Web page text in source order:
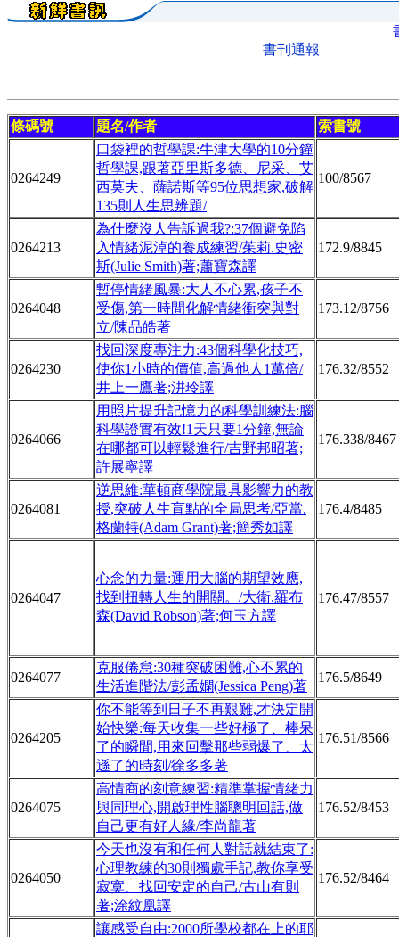
書刊通報
條碼號 題名/作者 索書號
0264249
口袋裡的哲學課:牛津大學的10分鐘
哲學課,跟著亞里斯多德、尼采、艾
西莫夫、薩諾斯等95位思想家,破解
135則人生思辨題/
100/8567
0264213
為什麼沒人告訴過我?:37個避免陷
入情緒泥淖的養成練習/茱莉.史密
斯(Julie Smith)著;蕭寶森譯
172.9/8845
0264048
暫停情緒風暴:大人不心累,孩子不
受傷,第一時間化解情緒衝突與對
立/陳品皓著
173.12/8756
0264230
找回深度專注力:43個科學化技巧,
使你1小時的價值,高過他人1萬倍/
井上一鷹著;汫玲譯
176.32/8552
0264066
用照片提升記憶力的科學訓練法:腦
科學證實有效!1天只要1分鐘,無論
在哪都可以輕鬆進行/吉野邦昭著;
許展寧譯
176.338/8467
0264081
逆思維:華頓商學院最具影響力的教
授,突破人生盲點的全局思考/亞當.
格蘭特(Adam Grant)著;簡秀如譯
176.4/8485
0264047
心念的力量:運用大腦的期望效應,
找到扭轉人生的開關。/大衛.羅布
森(David Robson)著;何玉方譯
176.47/8557
0264077
克服倦怠:30種突破困難,心不累的
生活進階法/彭孟嫻(Jessica Peng)著
176.5/8649
0264205
你不能等到日子不再艱難,才決定開
始快樂:每天收集一些好極了、棒呆
了的瞬間,用來回擊那些弱爆了、太
遜了的時刻/徐多多著
176.51/8566
0264075
高情商的刻意練習:精準掌握情緒力
與同理心,開啟理性腦聰明回話,做
自己更有好人緣/李尚龍著
176.52/8453
0264050
今天也沒有和任何人對話就結束了:
心理教練的30則獨處手記,教你享受
寂寞、找回安定的自己/古山有則
著;涂紋凰譯
176.52/8464
讓感受自由:2000所學校都在上的耶